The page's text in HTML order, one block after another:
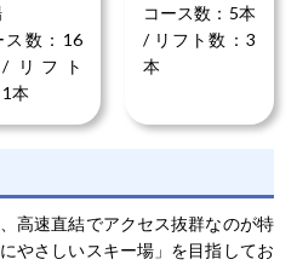
デなので、滑りたいときにいつ
入りました。スキー場のトイレ
得点のスキー場となっていま
なります。おしゃれなスキー場
ドコートやレストランがありま
ス数：16
リフト
本
コース数：5本
/ リフト数：3
本
高速直結でアクセス抜群なのが特
やさしいスキー場」を目指してお